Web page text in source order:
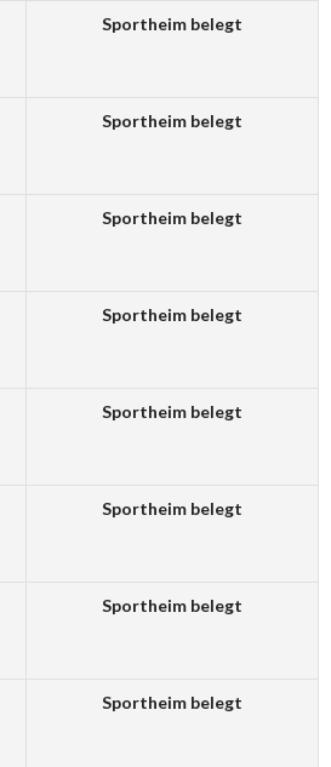
Sportheim belegt
Sportheim belegt
Sportheim belegt
Sportheim belegt
Sportheim belegt
Sportheim belegt
Sportheim belegt
Sportheim belegt